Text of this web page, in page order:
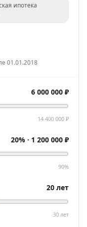
ипотека
01.01.2018
6 000 000 ₽
14 400 000 ₽
20% · 1 200 000 ₽
90%
20 лет
30 лет